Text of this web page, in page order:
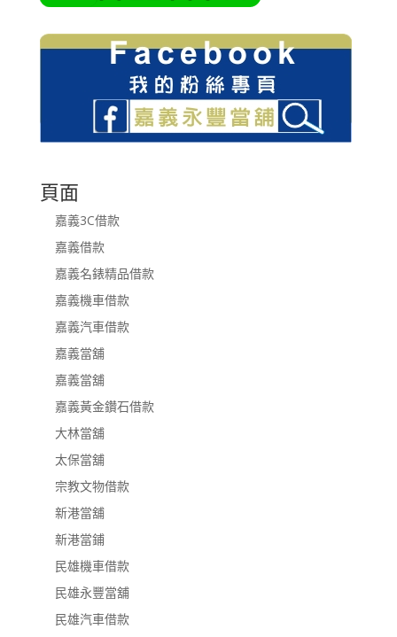
頁面
嘉義3C借款
嘉義借款
嘉義名錶精品借款
嘉義機車借款
嘉義汽車借款
嘉義當舖
嘉義當舖
嘉義黃金鑽石借款
大林當舖
太保當舖
宗教文物借款
新港當舖
新港當鋪
民雄機車借款
民雄永豐當舖
民雄汽車借款